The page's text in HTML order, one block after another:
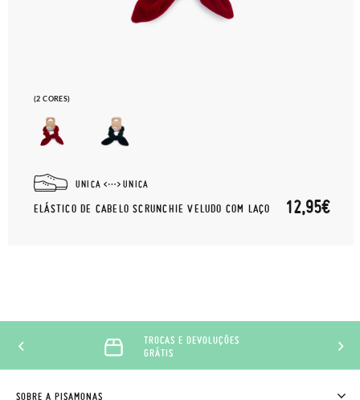
(2 CORES)
UNICA UNICA
ELÁSTICO DE CABELO SCRUNCHIE VELUDO COM LAÇO 12,95€
TROCAS E DEVOLUÇÕES
GRÁTIS
SOBRE A PISAMONAS